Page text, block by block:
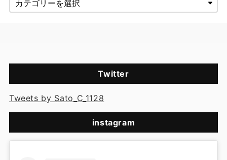
Twitter
Tweets by Sato_C_1128
instagram